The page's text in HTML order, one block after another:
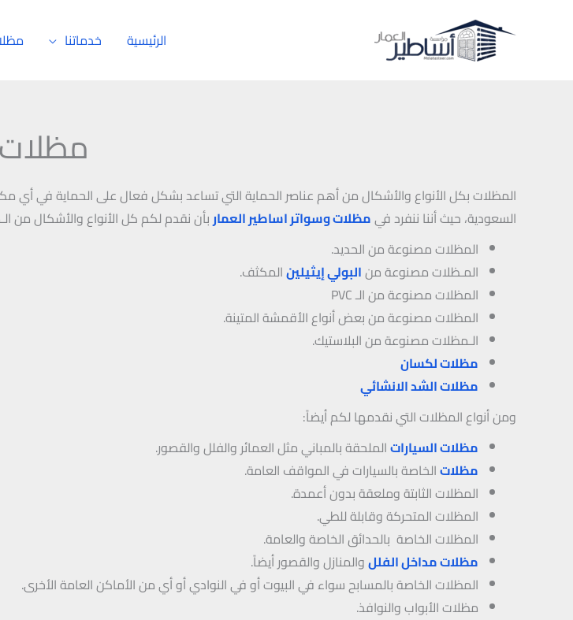
الرئيسية خدماتنا
مظلات
المظلات بكل الأنواع والأشكال من أهم عناصر الحماية التي تساعد بشكل فعال على الحماية في أي
السعودية، حيث أننا ننفرد فيمظلات وسواتر اساطير العماربأن نقدم لكم كل الأنواع والأشكال من
المظلات مصنوعة من الحديد.
المـظلات مصنوعة منالبولي إيثيلينالمكثف.
المظلات مصنوعة من الـ PVC
المظلات مصنوعة من بعض أنواع الأقمشة المتينة.
الـمظلات مصنوعة من البلاستيك.
مظلات لكسان
مظلات الشد الانشائي
ومن أنواع المظلات التي نقدمها لكم أيضاً:
مظلات السياراتالملحقة بالمباني مثل العمائر والفلل والقصور.
مظلاتالخاصة بالسيارات في المواقف العامة.
المظلات الثابتة وملعقة بدون أعمدة.
المظلات المتحركة وقابلة للطي.
المظلات الخاصة بالحدائق الخاصة والعامة.
مظلات مداخل الفللوالمنازل والقصور أيضاً.
المظلات الخاصة بالمسابح سواء في البيوت أو في النوادي أو أي من الأماكن العامة الأخرى.
مظلات الأبواب والنوافذ.